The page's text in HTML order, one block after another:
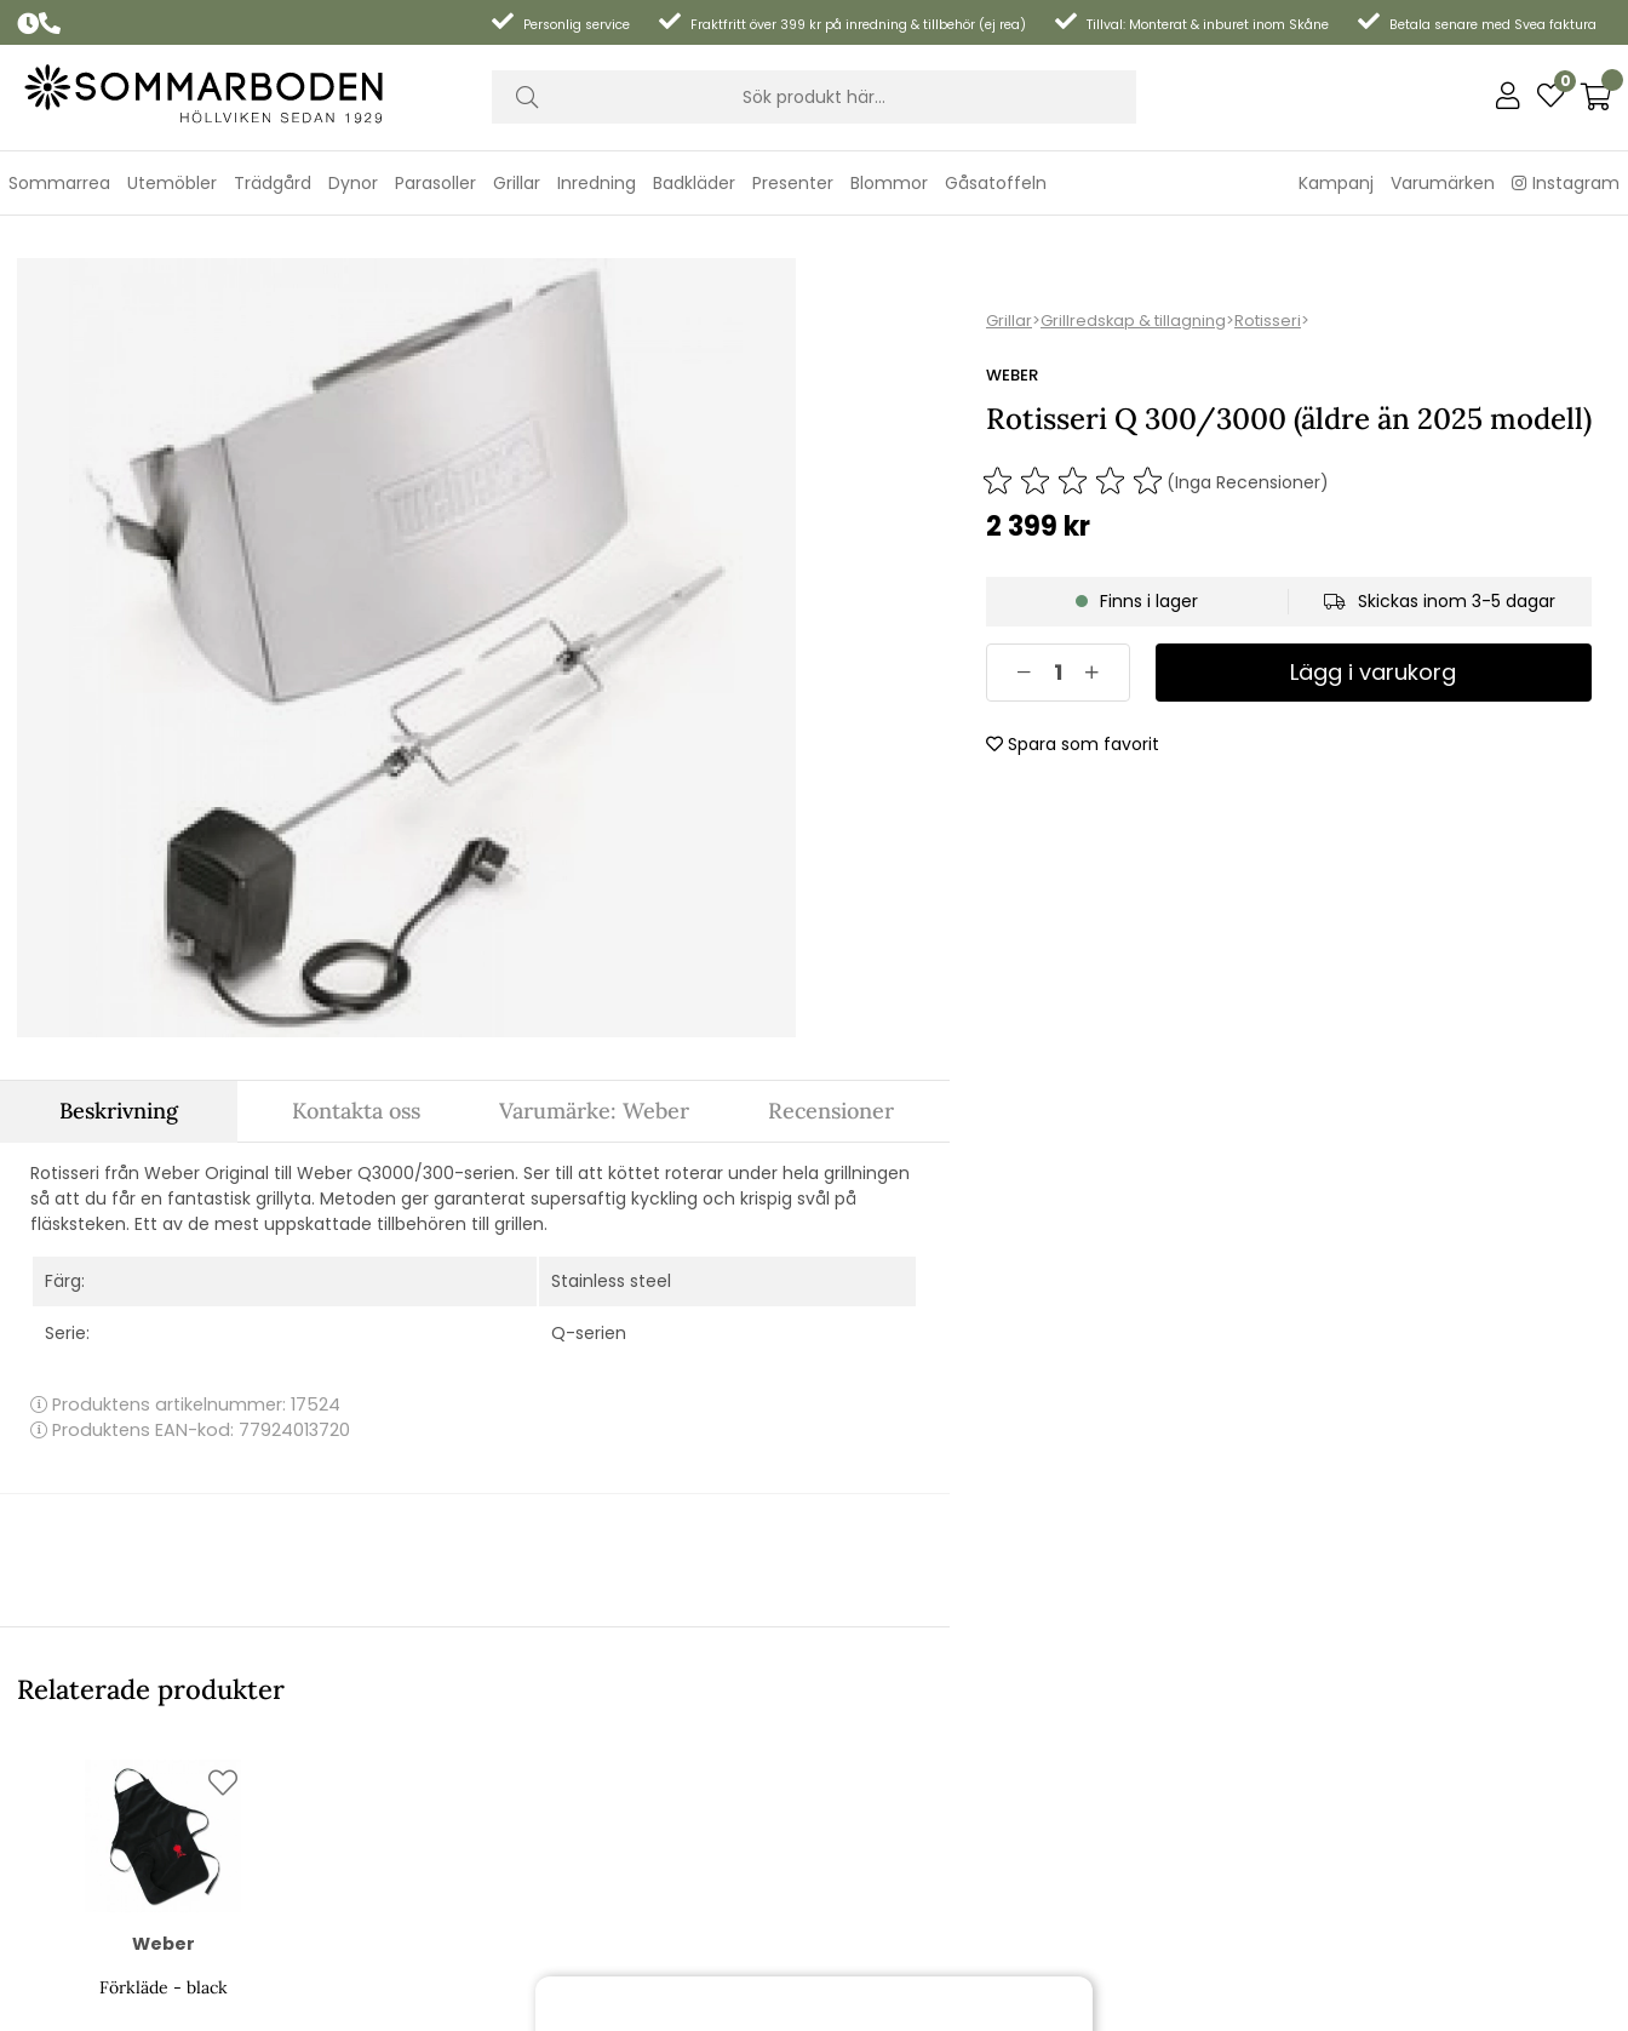
Personlig service Fraktfritt över 399 kr på inredning & tillbehör (ej rea) Tillval: Monterat & inburet inom Skåne Betala senare med Svea faktura
0
Sommarrea Utemöbler Trädgård Dynor Parasoller Grillar Inredning Badkläder Presenter Blommor Gåsatoffeln Kampanj Varumärken Instagram
Grillar>Grillredskap & tillagning>Rotisseri>
WEBER
Rotisseri Q 300/3000 (äldre än 2025 modell)
(Inga Recensioner)
2 399 kr
Finns i lager Skickas inom 3-5 dagar
Lägg i varukorg
Spara som favorit
Beskrivning
Rotisseri från Weber Original till Weber Q3000/300-serien. Ser till att köttet roterar under hela grillningen
så att du får en fantastisk grillyta. Metoden ger garanterat supersaftig kyckling och krispig svål på
fläsksteken. Ett av de mest uppskattade tillbehören till grillen.
Färg: Stainless steel
Serie: Q-serien
Produktens artikelnummer: 17524
Produktens EAN-kod: 77924013720
Kontakta oss Varumärke: Weber Recensioner
Relaterade produkter
Weber
Förkläde - black